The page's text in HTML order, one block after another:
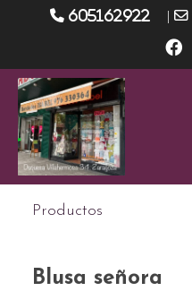
605162922
Productos
Blusa señora